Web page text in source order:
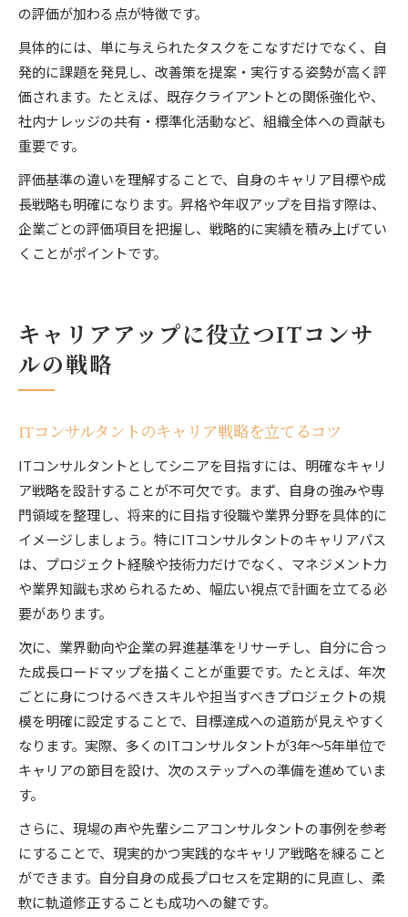
の評価が加わる点が特徴です。
具体的には、単に与えられたタスクをこなすだけでなく、自
発的に課題を発見し、改善策を提案・実行する姿勢が高く評
価されます。たとえば、既存クライアントとの関係強化や、
社内ナレッジの共有・標準化活動など、組織全体への貢献も
重要です。
評価基準の違いを理解することで、自身のキャリア目標や成
長戦略も明確になります。昇格や年収アップを目指す際は、
企業ごとの評価項目を把握し、戦略的に実績を積み上げてい
くことがポイントです。
キャリアアップに役立つITコンサ
ルの戦略
ITコンサルタントのキャリア戦略を立てるコツ
ITコンサルタントとしてシニアを目指すには、明確なキャリ
ア戦略を設計することが不可欠です。まず、自身の強みや専
門領域を整理し、将来的に目指す役職や業界分野を具体的に
イメージしましょう。特にITコンサルタントのキャリアパス
は、プロジェクト経験や技術力だけでなく、マネジメント力
や業界知識も求められるため、幅広い視点で計画を立てる必
要があります。
次に、業界動向や企業の昇進基準をリサーチし、自分に合っ
た成長ロードマップを描くことが重要です。たとえば、年次
ごとに身につけるべきスキルや担当すべきプロジェクトの規
模を明確に設定することで、目標達成への道筋が見えやすく
なります。実際、多くのITコンサルタントが3年〜5年単位で
キャリアの節目を設け、次のステップへの準備を進めていま
す。
さらに、現場の声や先輩シニアコンサルタントの事例を参考
にすることで、現実的かつ実践的なキャリア戦略を練ること
ができます。自分自身の成長プロセスを定期的に見直し、柔
軟に軌道修正することも成功への鍵です。